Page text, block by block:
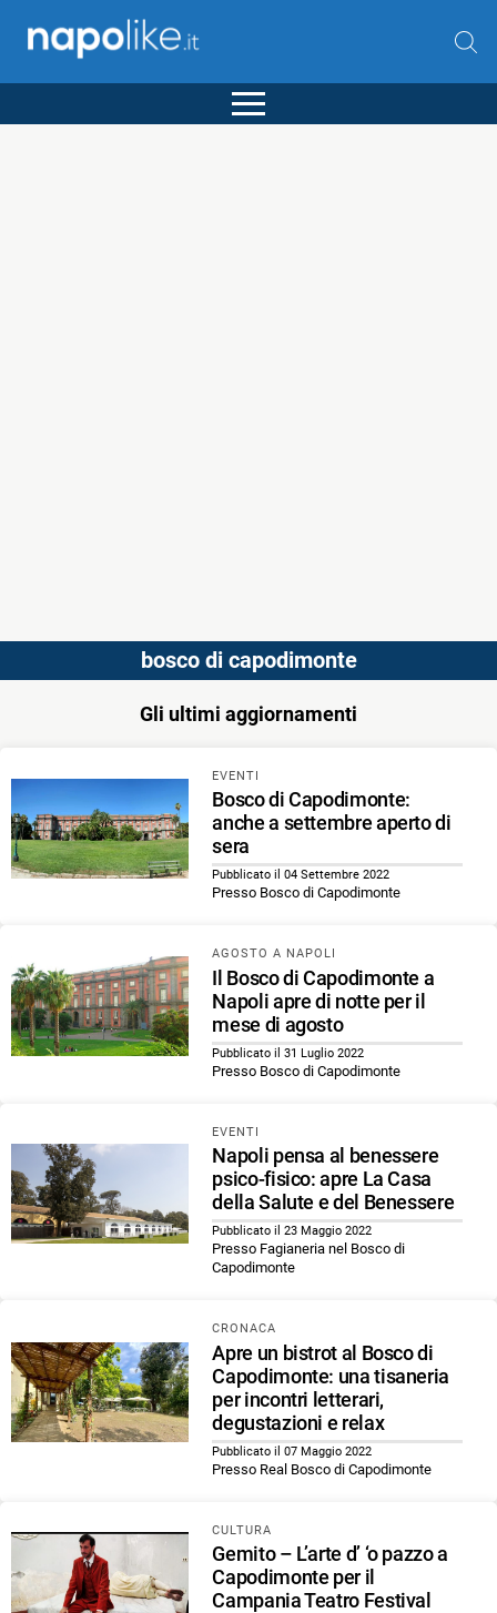
bosco di capodimonte
Gli ultimi aggiornamenti
EVENTI
Bosco di Capodimonte:
anche a settembre aperto di
sera
Pubblicato il 04 Settembre 2022
Presso Bosco di Capodimonte
AGOSTO A NAPOLI
Il Bosco di Capodimonte a
Napoli apre di notte per il
mese di agosto
Pubblicato il 31 Luglio 2022
Presso Bosco di Capodimonte
EVENTI
Napoli pensa al benessere
psico-fisico: apre La Casa
della Salute e del Benessere
Pubblicato il 23 Maggio 2022
Presso Fagianeria nel Bosco di
Capodimonte
CRONACA
Apre un bistrot al Bosco di
Capodimonte: una tisaneria
per incontri letterari,
degustazioni e relax
Pubblicato il 07 Maggio 2022
Presso Real Bosco di Capodimonte
CULTURA
Gemito – L’arte d’ ‘o pazzo a
Capodimonte per il
Campania Teatro Festival